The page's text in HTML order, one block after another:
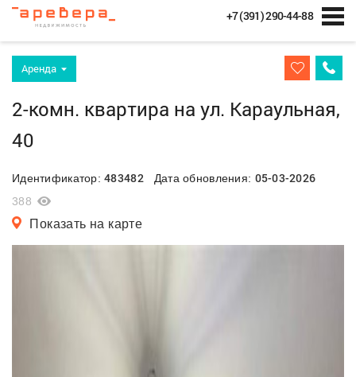
+7 (391) 290-44-88
Аренда
2-комн. квартира на ул. Караульная,
40
Идентификатор:483482Дата обновления: 05-03-2026
388
Показать на карте